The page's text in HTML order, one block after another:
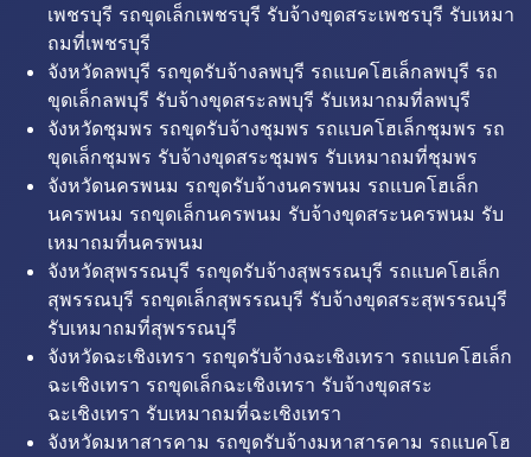
เพชรบุรี รถขุดเล็กเพชรบุรี รับจ้างขุดสระเพชรบุรี รับเหมา
ถมที่เพชรบุรี
จังหวัดลพบุรี รถขุดรับจ้างลพบุรี รถแบคโฮเล็กลพบุรี รถ
ขุดเล็กลพบุรี รับจ้างขุดสระลพบุรี รับเหมาถมที่ลพบุรี
จังหวัดชุมพร รถขุดรับจ้างชุมพร รถแบคโฮเล็กชุมพร รถ
ขุดเล็กชุมพร รับจ้างขุดสระชุมพร รับเหมาถมที่ชุมพร
จังหวัดนครพนม รถขุดรับจ้างนครพนม รถแบคโฮเล็ก
นครพนม รถขุดเล็กนครพนม รับจ้างขุดสระนครพนม รับ
เหมาถมที่นครพนม
จังหวัดสุพรรณบุรี รถขุดรับจ้างสุพรรณบุรี รถแบคโฮเล็ก
สุพรรณบุรี รถขุดเล็กสุพรรณบุรี รับจ้างขุดสระสุพรรณบุรี
รับเหมาถมที่สุพรรณบุรี
จังหวัดฉะเชิงเทรา รถขุดรับจ้างฉะเชิงเทรา รถแบคโฮเล็ก
ฉะเชิงเทรา รถขุดเล็กฉะเชิงเทรา รับจ้างขุดสระ
ฉะเชิงเทรา รับเหมาถมที่ฉะเชิงเทรา
จังหวัดมหาสารคาม รถขุดรับจ้างมหาสารคาม รถแบคโฮ